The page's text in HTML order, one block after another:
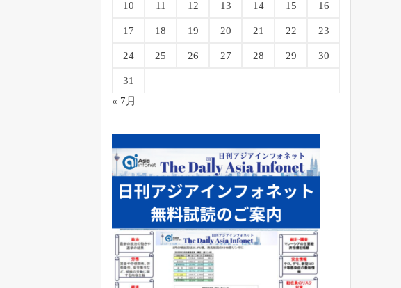
10 11 12 13 14 15 16
17 18 19 20 21 22 23
24 25 26 27 28 29 30
31
« 7月